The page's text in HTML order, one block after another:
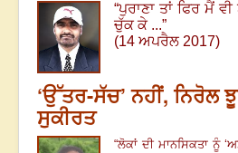
“ਪੁਰਾਣਾ ਤਾਂ ਫਿਰ ਮੈਂ
ਚੁੱਕ ਕੇ ...”
(14 ਅਪਰੈਲ 2017)
‘ਉੱਤਰ-ਸੱਚ’ ਨਹੀਂ, ਨਿਰੋਲ
ਸੁਕੀਰਤ
“ਲੋਕਾਂ ਦੀ ਮਾਨਸਿਕਤਾ ਨੂੰ